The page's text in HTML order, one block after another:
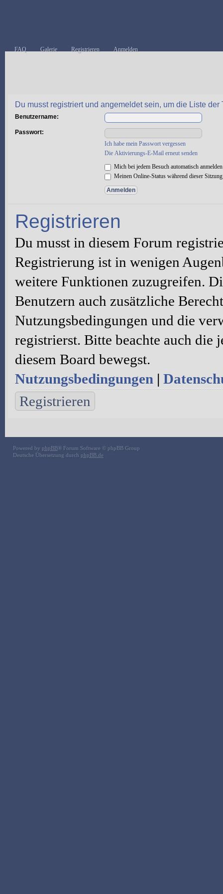
FAQ Galerie Registrieren Anmelden
Du musst registriert und angemeldet sein, um die Liste
Benutzername:
Passwort:
Ich habe mein Passwort vergessen
Die Aktivierungs-E-Mail erneut senden
Mich bei jedem Besuch automatisch anmelden
Meinen Online-Status während dieser
Registrieren
Du musst in diesem Forum
Registrierung ist in wenigen
weitere Funktionen zuzugreifen.
Benutzern auch zusätzliche
Nutzungsbedingungen und die
registrierst. Bitte beachte auch
diesem Board bewegst.
Nutzungsbedingungen |
Registrieren
Powered by phpBB® Forum Software © phpBB Group
Deutsche Übersetzung durch phpBB.de